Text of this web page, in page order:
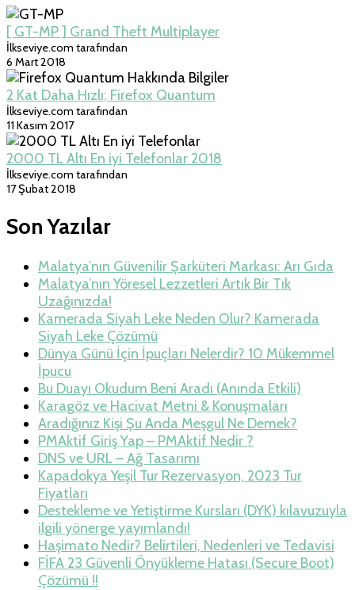
[ GT-MP ] Grand Theft Multiplayer
İlkseviye.com tarafından
6 Mart 2018
2 Kat Daha Hızlı; Firefox Quantum
İlkseviye.com tarafından
11 Kasım 2017
2000 TL Altı En iyi Telefonlar 2018
İlkseviye.com tarafından
17 Şubat 2018
Son Yazılar
Malatya’nın Güvenilir Şarküteri Markası: Arı Gıda
Malatya’nın Yöresel Lezzetleri Artık Bir Tık
Uzağınızda!
Kamerada Siyah Leke Neden Olur? Kamerada
Siyah Leke Çözümü
Dünya Günü İçin İpuçları Nelerdir? 10 Mükemmel
İpucu
Bu Duayı Okudum Beni Aradı (Anında Etkili)
Karagöz ve Hacivat Metni & Konuşmaları
Aradığınız Kişi Şu Anda Meşgul Ne Demek?
PMAktif Giriş Yap – PMAktif Nedir ?
DNS ve URL – Ağ Tasarımı
Kapadokya Yeşil Tur Rezervasyon, 2023 Tur
Fiyatları
Destekleme ve Yetiştirme Kursları (DYK) kılavuzuyla
ilgili yönerge yayımlandı!
Haşimato Nedir? Belirtileri, Nedenleri ve Tedavisi
FİFA 23 Güvenli Önyükleme Hatası (Secure Boot)
Çözümü !!